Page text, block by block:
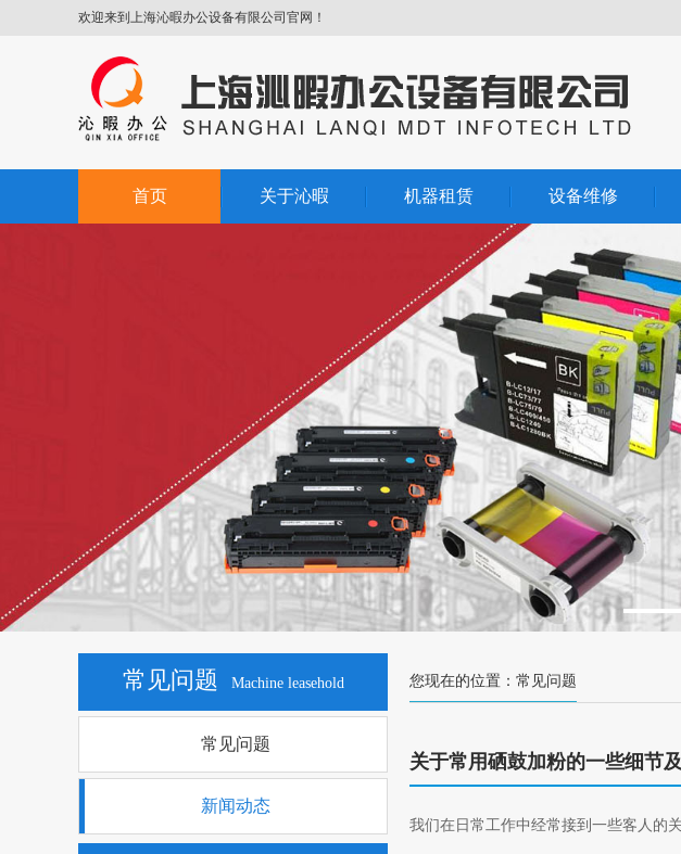
欢迎来到上海沁暇办公设备有限公司官网！
首页 关于沁暇 机器租赁 设备维修
常见问题 Machine leasehold
常见问题
新闻动态
您现在的位置：常见问题
关于常用硒鼓加粉的一些细节
我们在日常工作中经常接到一些客人的